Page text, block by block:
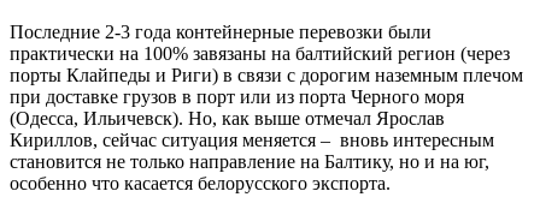
Последние 2-3 года контейнерные перевозки были
практически на 100% завязаны на балтийский регион (через
порты Клайпеды и Риги) в связи с дорогим наземным плечом
при доставке грузов в порт или из порта Черного моря
(Одесса, Ильичевск). Но, как выше отмечал Ярослав
Кириллов, сейчас ситуация меняется – вновь интересным
становится не только направление на Балтику, но и на юг,
особенно что касается белорусского экспорта.